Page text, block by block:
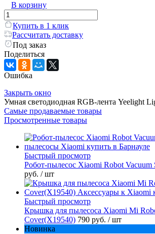
В корзину
Купить в 1 клик
Рассчитать доставку
Под заказ
Поделиться
Ошибка
Закрыть окно
Умная светодиодная RGB-лента Yeelight
Самые продаваемые товары
Просмотренные товары
Быстрый просмотр
Робот-пылесос Xiaomi Robot Vacuum
руб. / шт
Быстрый просмотр
Крышка для пылесоса Xiaomi Mi
Cover(X19540) 790 руб. / шт
Новинка